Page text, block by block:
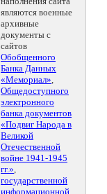
являются военные
архивные
документы с
сайтов
Обобщенного
Банка Данных
«Мемориал»,
Общедоступного
электронного
банка документов
«Подвиг Народа в
Великой
Отечественной
войне 1941-1945
гг.»,
государственной
информационной